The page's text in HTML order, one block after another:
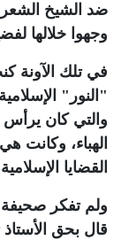
ضد الشيخ
وجهوا خلالها
في تلك الآونة
"النور"
والتي كان يرأس
الهباء، وكانت
القضايا
ولم تفكر
قال بحق